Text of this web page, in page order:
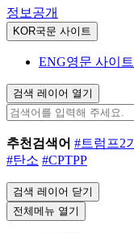
정보공개
KOR국문 사이트
ENG영문 사이트
검색 레이어 열기
추천검색어 #트럼프2기
#탄소 #CPTPP
검색 레이어 닫기
전체메뉴 열기